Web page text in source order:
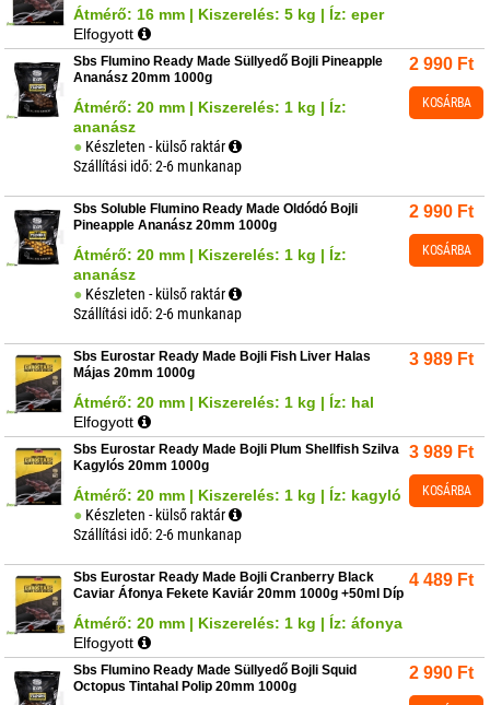
Átmérő: 16 mm | Kiszerelés: 5 kg | Íz: eper
Elfogyott
Sbs Flumino Ready Made Süllyedő Bojli Pineapple
Ananász 20mm 1000g
Átmérő: 20 mm | Kiszerelés: 1 kg | Íz:
ananász
Készleten - külső raktár
Szállítási idő: 2-6 munkanap
2 990 Ft
KOSÁRBA
Sbs Soluble Flumino Ready Made Oldódó Bojli
Pineapple Ananász 20mm 1000g
Átmérő: 20 mm | Kiszerelés: 1 kg | Íz:
ananász
Készleten - külső raktár
Szállítási idő: 2-6 munkanap
2 990 Ft
KOSÁRBA
Sbs Eurostar Ready Made Bojli Fish Liver Halas
Májas 20mm 1000g
Átmérő: 20 mm | Kiszerelés: 1 kg | Íz: hal
Elfogyott
3 989 Ft
Sbs Eurostar Ready Made Bojli Plum Shellfish Szilva
Kagylós 20mm 1000g
Átmérő: 20 mm | Kiszerelés: 1 kg | Íz: kagyló
Készleten - külső raktár
Szállítási idő: 2-6 munkanap
3 989 Ft
KOSÁRBA
Sbs Eurostar Ready Made Bojli Cranberry Black
Caviar Áfonya Fekete Kaviár 20mm 1000g +50ml Díp
Átmérő: 20 mm | Kiszerelés: 1 kg | Íz: áfonya
Elfogyott
4 489 Ft
Sbs Flumino Ready Made Süllyedő Bojli Squid
Octopus Tintahal Polip 20mm 1000g
2 990 Ft